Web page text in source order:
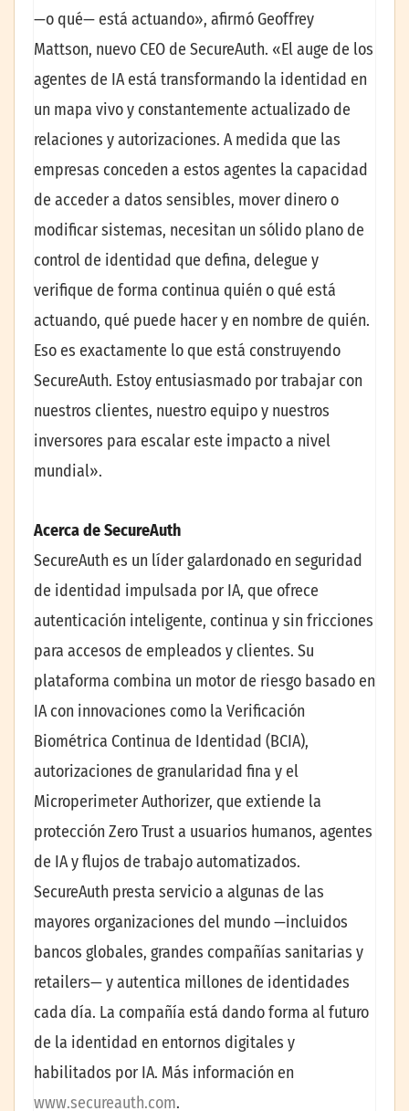
—o qué— está actuando», afirmó Geoffrey
Mattson, nuevo CEO de SecureAuth. «El auge de los
agentes de IA está transformando la identidad en
un mapa vivo y constantemente actualizado de
relaciones y autorizaciones. A medida que las
empresas conceden a estos agentes la capacidad
de acceder a datos sensibles, mover dinero o
modificar sistemas, necesitan un sólido plano de
control de identidad que defina, delegue y
verifique de forma continua quién o qué está
actuando, qué puede hacer y en nombre de quién.
Eso es exactamente lo que está construyendo
SecureAuth. Estoy entusiasmado por trabajar con
nuestros clientes, nuestro equipo y nuestros
inversores para escalar este impacto a nivel
mundial».
Acerca de SecureAuth
SecureAuth es un líder galardonado en seguridad
de identidad impulsada por IA, que ofrece
autenticación inteligente, continua y sin fricciones
para accesos de empleados y clientes. Su
plataforma combina un motor de riesgo basado en
IA con innovaciones como la Verificación
Biométrica Continua de Identidad (BCIA),
autorizaciones de granularidad fina y el
Microperimeter Authorizer, que extiende la
protección Zero Trust a usuarios humanos, agentes
de IA y flujos de trabajo automatizados.
SecureAuth presta servicio a algunas de las
mayores organizaciones del mundo —incluidos
bancos globales, grandes compañías sanitarias y
retailers— y autentica millones de identidades
cada día. La compañía está dando forma al futuro
de la identidad en entornos digitales y
habilitados por IA. Más información en
www.secureauth.com.